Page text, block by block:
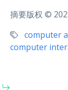
摘要版权 ©
computer
computer